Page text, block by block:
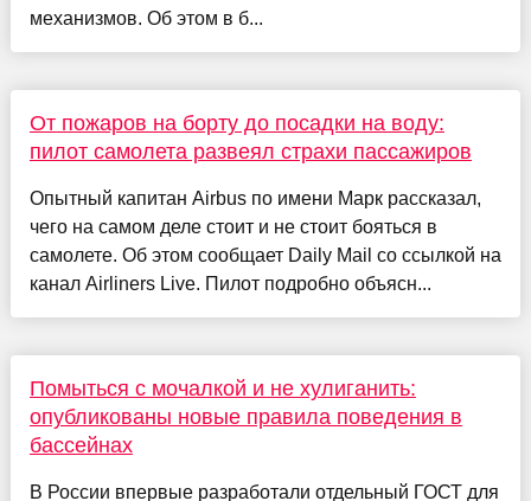
механизмов. Об этом в б...
От пожаров на борту до посадки на воду:
пилот самолета развеял страхи пассажиров
Опытный капитан Airbus по имени Марк рассказал,
чего на самом деле стоит и не стоит бояться в
самолете. Об этом сообщает Daily Mail со ссылкой на
канал Airliners Live. Пилот подробно объясн...
Помыться с мочалкой и не хулиганить:
опубликованы новые правила поведения в
бассейнах
В России впервые разработали отдельный ГОСТ для